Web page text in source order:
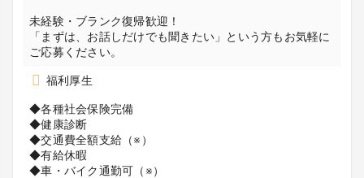
未経験・ブランク復帰歓迎！
「まずは、お話しだけでも聞きたい」という方もお気軽に
ご応募ください。
福利厚生
◆各種社会保険完備
◆健康診断
◆交通費全額支給（※）
◆有給休暇
◆車・バイク通勤可（※）